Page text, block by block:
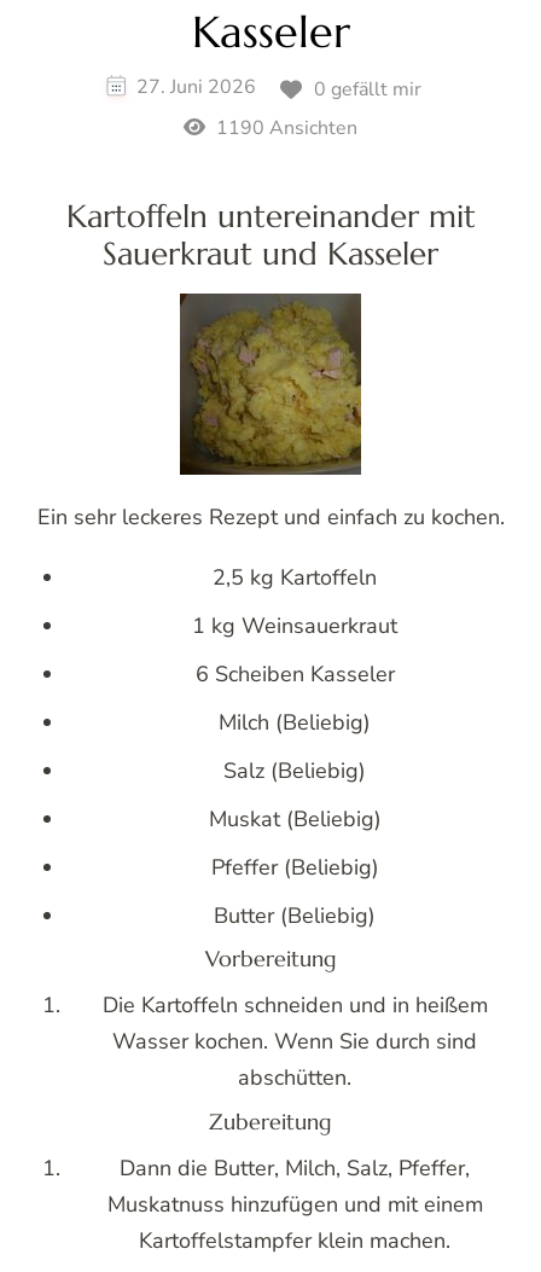
Kasseler
27. Juni 2026
0 gefällt mir
1190 Ansichten
Kartoffeln untereinander mit
Sauerkraut und Kasseler
Ein sehr leckeres Rezept und einfach zu kochen.
2,5 kg Kartoffeln
1 kg Weinsauerkraut
6 Scheiben Kasseler
Milch (Beliebig)
Salz (Beliebig)
Muskat (Beliebig)
Pfeffer (Beliebig)
Butter (Beliebig)
Vorbereitung
Die Kartoffeln schneiden und in heißem
Wasser kochen. Wenn Sie durch sind
abschütten.
Zubereitung
Dann die Butter, Milch, Salz, Pfeffer,
Muskatnuss hinzufügen und mit einem
Kartoffelstampfer klein machen.